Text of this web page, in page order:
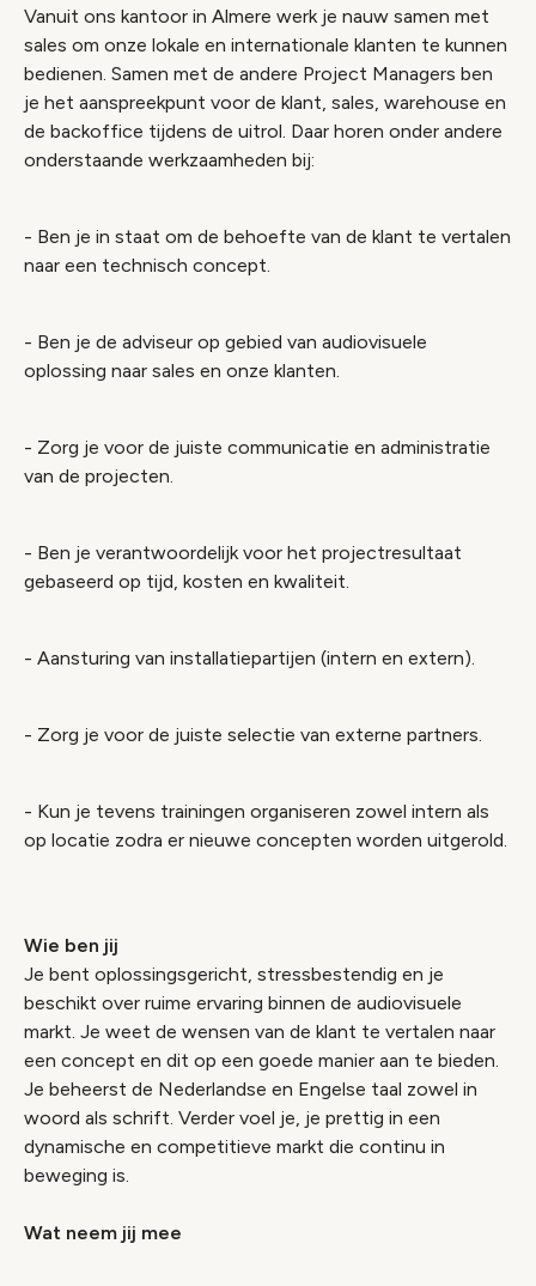
Vanuit ons kantoor in Almere werk je nauw samen met
sales om onze lokale en internationale klanten te kunnen
bedienen. Samen met de andere Project Managers ben
je het aanspreekpunt voor de klant, sales, warehouse en
de backoffice tijdens de uitrol. Daar horen onder andere
onderstaande werkzaamheden bij:
- Ben je in staat om de behoefte van de klant te vertalen
naar een technisch concept.
- Ben je de adviseur op gebied van audiovisuele
oplossing naar sales en onze klanten.
- Zorg je voor de juiste communicatie en administratie
van de projecten.
- Ben je verantwoordelijk voor het projectresultaat
gebaseerd op tijd, kosten en kwaliteit.
- Aansturing van installatiepartijen (intern en extern).
- Zorg je voor de juiste selectie van externe partners.
- Kun je tevens trainingen organiseren zowel intern als
op locatie zodra er nieuwe concepten worden uitgerold.
Wie ben jij
Je bent oplossingsgericht, stressbestendig en je
beschikt over ruime ervaring binnen de audiovisuele
markt. Je weet de wensen van de klant te vertalen naar
een concept en dit op een goede manier aan te bieden.
Je beheerst de Nederlandse en Engelse taal zowel in
woord als schrift. Verder voel je, je prettig in een
dynamische en competitieve markt die continu in
beweging is.
Wat neem jij mee